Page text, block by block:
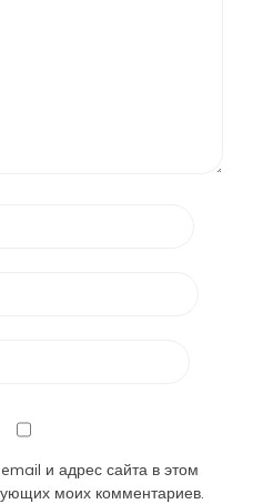
и адрес сайта в этом
моих комментариев.